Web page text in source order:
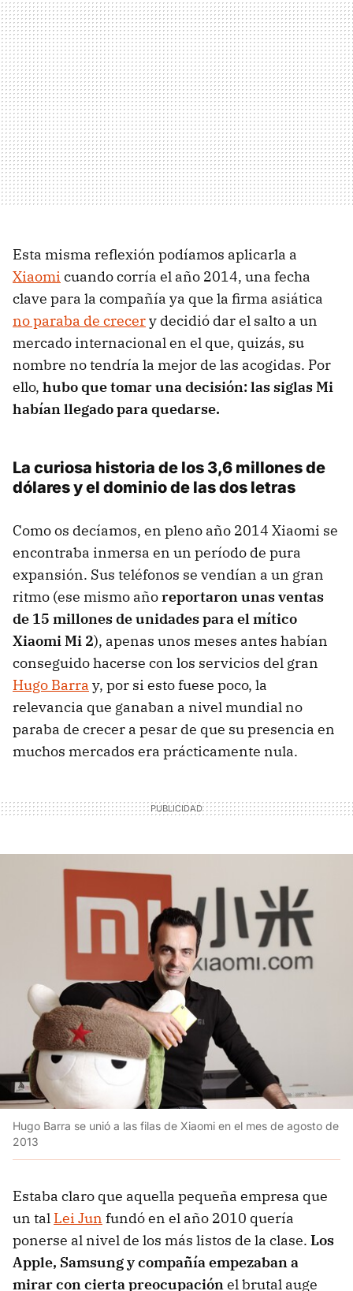
Esta misma reflexión podíamos aplicarla a
Xiaomi cuando corría el año 2014, una fecha
clave para la compañía ya que la firma asiática
no paraba de crecery decidió dar el salto a un
mercado internacional en el que, quizás, su
nombre no tendría la mejor de las acogidas. Por
ello, hubo que tomar una decisión: las siglas Mi
habían llegado para quedarse.
La curiosa historia de los 3,6 millones de
dólares y el dominio de las dos letras
Como os decíamos, en pleno año 2014 Xiaomi se
encontraba inmersa en un período de pura
expansión. Sus teléfonos se vendían a un gran
ritmo (ese mismo añoreportaron unas ventas
de 15 millones de unidades para el mítico
Xiaomi Mi 2), apenas unos meses antes habían
conseguido hacerse con los servicios del gran
Hugo Barra y, por si esto fuese poco, la
relevancia que ganaban a nivel mundial no
paraba de crecer a pesar de que su presencia en
muchos mercados era prácticamente nula.
Hugo Barra se unió a las filas de Xiaomi en el mes de agosto de
2013
Estaba claro que aquella pequeña empresa que
un tal Lei Jun fundó en el año 2010 quería
ponerse al nivel de los más listos de la clase. Los
Apple, Samsung y compañía empezaban a
mirar con cierta preocupaciónel brutal auge